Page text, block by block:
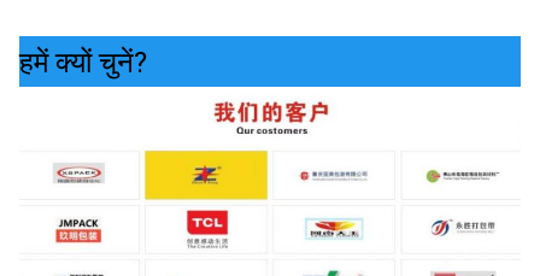
हमें क्यों चुनें?